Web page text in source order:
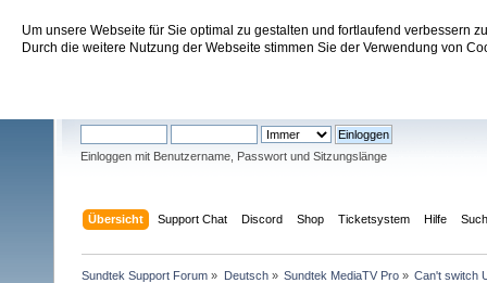
Um unsere Webseite für Sie optimal zu gestalten und fortlaufend verbessern
Durch die weitere Nutzung der Webseite stimmen Sie der Verwendung von
Sundtek Support Forum
Einloggen mit Benutzername, Passwort und Sitzungslänge
Übersicht Support Chat Discord Shop Ticketsystem Hilfe
Sundtek Support Forum » Deutsch» Sundtek MediaTV Pro» Can't switch